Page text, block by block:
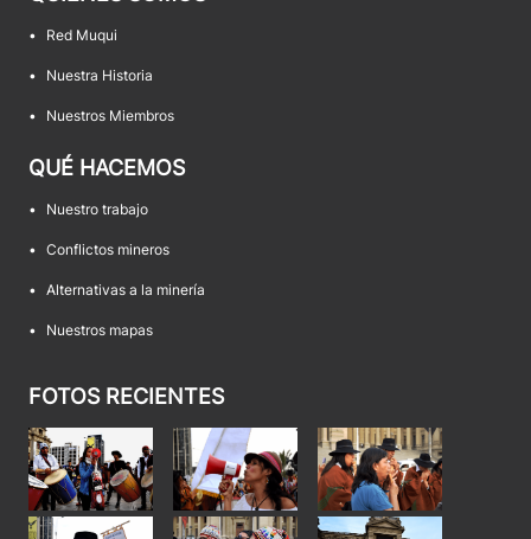
• Red Muqui
• Nuestra Historia
• Nuestros Miembros
QUÉ HACEMOS
• Nuestro trabajo
• Conflictos mineros
• Alternativas a la minería
• Nuestros mapas
FOTOS RECIENTES